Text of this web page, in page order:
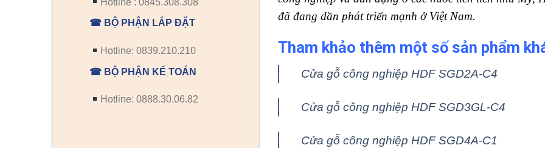
☎ BỘ PHẬN LẮP ĐẶT
Hotline: 0839.210.210
☎ BỘ PHẬN KẾ TOÁN
Hotline: 0888.30.06.82
đã đang dần phát triển mạnh ở Việt Nam.
Tham khảo thêm một số sản phẩm
Cửa gỗ công nghiệp HDF SGD2A-C4
Cửa gỗ công nghiệp HDF SGD3GL-C4
Cửa gỗ công nghiệp HDF SGD4A-C1